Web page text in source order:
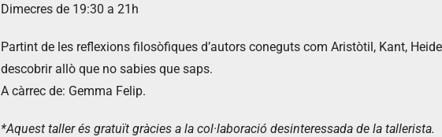
Dimecres de 19:30 a 21h
Partint de les reflexions filosòfiques d’autors coneguts com Aristòtil, Kant,
descobrir allò que no sabies que saps.
A càrrec de: Gemma Felip.
*Aquest taller és gratuït gràcies a la col·laboració desinteressada de la tallerista.